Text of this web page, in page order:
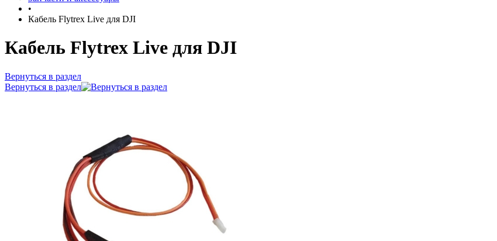
•
Кабель Flytrex Live для DJI
Кабель Flytrex Live для DJI
Вернуться в раздел
Вернуться в раздел